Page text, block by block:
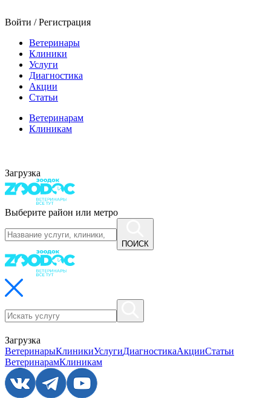
Войти / Регистрация
Ветеринары
Клиники
Услуги
Диагностика
Акции
Статьи
Ветеринарам
Клиникам
Загрузка
Выберите район или метро
ПОИСК
Загрузка
ВетеринарыКлиникиУслугиДиагностикаАкцииСтатьи
ВетеринарамКлиникам